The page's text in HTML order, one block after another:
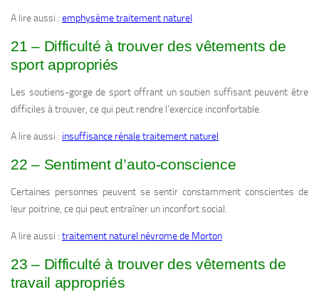
A lire aussi : emphysème traitement naturel
21 – Difficulté à trouver des vêtements de
sport appropriés
Les soutiens-gorge de sport offrant un soutien suffisant peuvent être
difficiles à trouver, ce qui peut rendre l’exercice inconfortable.
A lire aussi : insuffisance rénale traitement naturel
22 – Sentiment d’auto-conscience
Certaines personnes peuvent se sentir constamment conscientes de
leur poitrine, ce qui peut entraîner un inconfort social.
A lire aussi : traitement naturel névrome de Morton
23 – Difficulté à trouver des vêtements de
travail appropriés